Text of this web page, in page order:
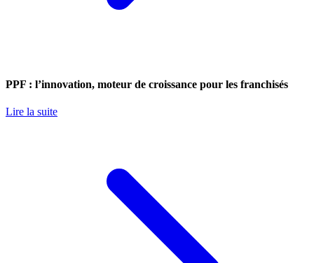
PPF : l’innovation, moteur de croissance pour les franchisés
Lire la suite